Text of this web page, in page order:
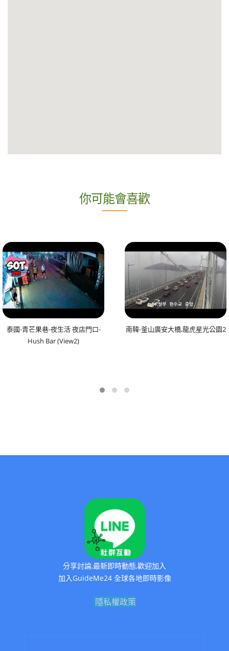
你可能會喜歡
泰國-青芒果巷-夜生活 夜店門口-
Hush Bar (View2)
南韓-釜山廣安大橋,龍虎星光公園2
分享討論,最新即時動態,歡迎加入
加入GuideMe24 全球各地即時影像
隱私權政策